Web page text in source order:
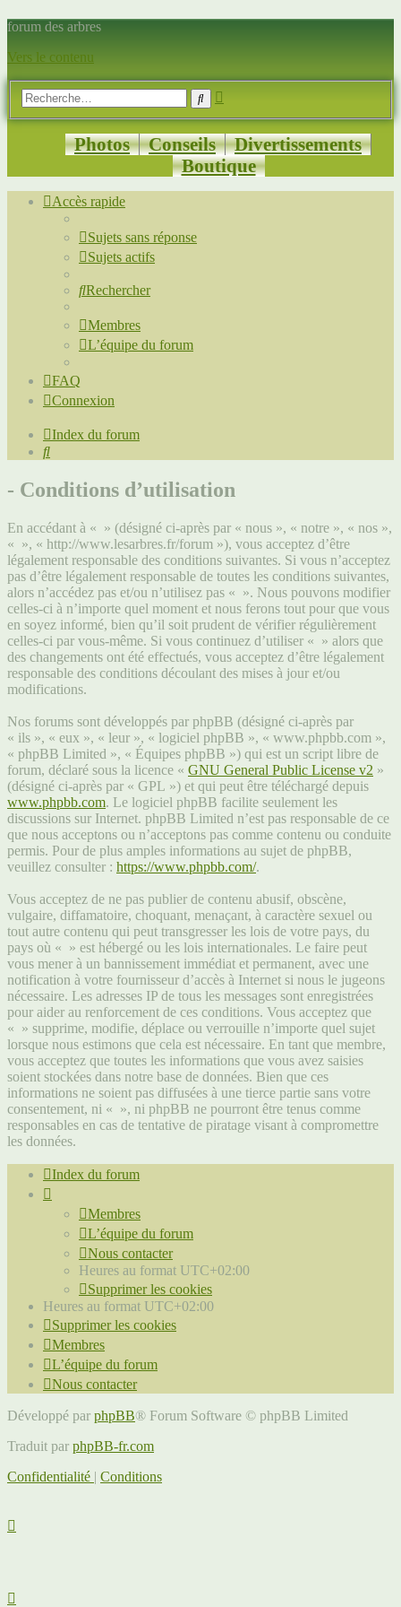
forum des arbres
Vers le contenu
Rechercher
Photos Conseils
Divertissements
Boutique
Accès rapide
Sujets sans réponse
Sujets actifs
Rechercher
Membres
L’équipe du forum
FAQ
Connexion
Index du forum
Rechercher
- Conditions d’utilisation
En accédant à « » (désigné ci-après par « nous », « notre », « nos »,
« », « http://www.lesarbres.fr/forum »), vous acceptez d’être
légalement responsable des conditions suivantes. Si vous n’acceptez
pas d’être légalement responsable de toutes les conditions suivantes,
alors n’accédez pas et/ou n’utilisez pas « ». Nous pouvons modifier
celles-ci à n’importe quel moment et nous ferons tout pour que vous
en soyez informé, bien qu’il soit prudent de vérifier régulièrement
celles-ci par vous-même. Si vous continuez d’utiliser « » alors que
des changements ont été effectués, vous acceptez d’être légalement
responsable des conditions découlant des mises à jour et/ou
modifications.
Nos forums sont développés par phpBB (désigné ci-après par
« ils », « eux », « leur », « logiciel phpBB », « www.phpbb.com »,
« phpBB Limited », « Équipes phpBB ») qui est un script libre de
forum, déclaré sous la licence « GNU General Public License v2 »
(désigné ci-après par « GPL ») et qui peut être téléchargé depuis
www.phpbb.com. Le logiciel phpBB facilite seulement les
discussions sur Internet. phpBB Limited n’est pas responsable de ce
que nous acceptons ou n’acceptons pas comme contenu ou conduite
permis. Pour de plus amples informations au sujet de phpBB,
veuillez consulter : https://www.phpbb.com/.
Vous acceptez de ne pas publier de contenu abusif, obscène,
vulgaire, diffamatoire, choquant, menaçant, à caractère sexuel ou
tout autre contenu qui peut transgresser les lois de votre pays, du
pays où « » est hébergé ou les lois internationales. Le faire peut
vous mener à un bannissement immédiat et permanent, avec une
notification à votre fournisseur d’accès à Internet si nous le jugeons
nécessaire. Les adresses IP de tous les messages sont enregistrées
pour aider au renforcement de ces conditions. Vous acceptez que
« » supprime, modifie, déplace ou verrouille n’importe quel sujet
lorsque nous estimons que cela est nécessaire. En tant que membre,
vous acceptez que toutes les informations que vous avez saisies
soient stockées dans notre base de données. Bien que ces
informations ne soient pas diffusées à une tierce partie sans votre
consentement, ni « », ni phpBB ne pourront être tenus comme
responsables en cas de tentative de piratage visant à compromettre
les données.
Index du forum
Membres
L’équipe du forum
Nous contacter
Heures au format UTC+02:00
Supprimer les cookies
Heures au format UTC+02:00
Supprimer les cookies
Membres
L’équipe du forum
Nous contacter
Développé par phpBB® Forum Software © phpBB Limited
Traduit par phpBB-fr.com
Confidentialité | Conditions